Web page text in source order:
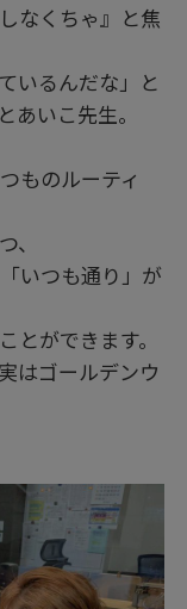
なくちゃ』と焦
いるんだな」と
あいこ先生。
ものルーティ
いつも通り」が
とができます。
はゴールデンウ